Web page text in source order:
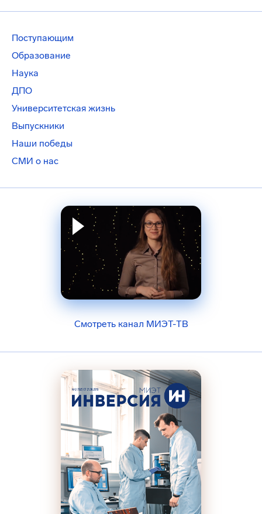
Поступающим
Образование
Наука
ДПО
Университетская жизнь
Выпускники
Наши победы
СМИ о нас
Смотреть канал МИЭТ-ТВ